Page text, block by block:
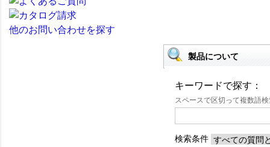
他のお問い合わせを探す
製品について
キーワードで探す：
スペースで区切って複数語
検索条件